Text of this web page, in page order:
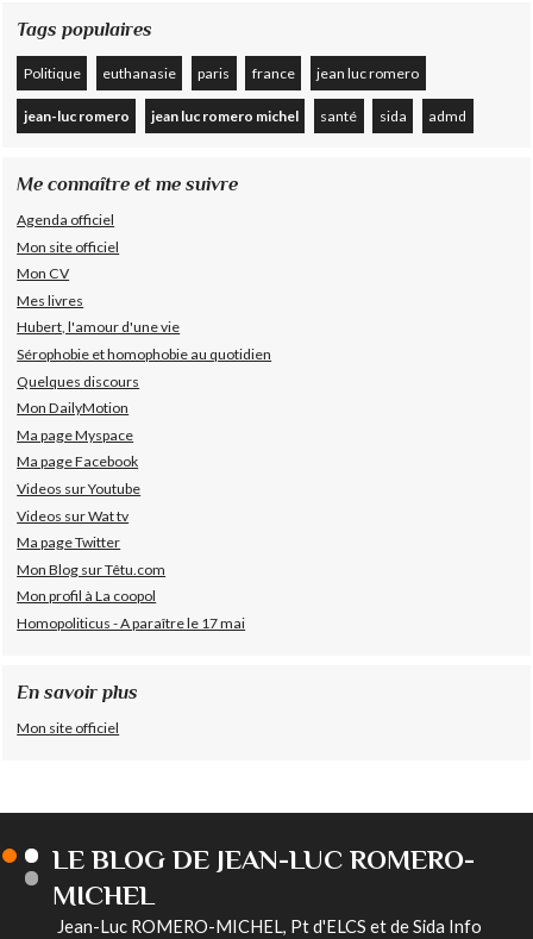
Tags populaires
Politique euthanasie paris france jean luc romero
jean-luc romero jean luc romero michel santé sida admd
Me connaître et me suivre
Agenda officiel
Mon site officiel
Mon CV
Mes livres
Hubert, l'amour d'une vie
Sérophobie et homophobie au quotidien
Quelques discours
Mon DailyMotion
Ma page Myspace
Ma page Facebook
Videos sur Youtube
Videos sur Wat tv
Ma page Twitter
Mon Blog sur Têtu.com
Mon profil à La coopol
Homopoliticus - A paraître le 17 mai
En savoir plus
Mon site officiel
LE BLOG DE JEAN-LUC ROMERO-
MICHEL
Jean-Luc ROMERO-MICHEL, Pt d'ELCS et de Sida Info